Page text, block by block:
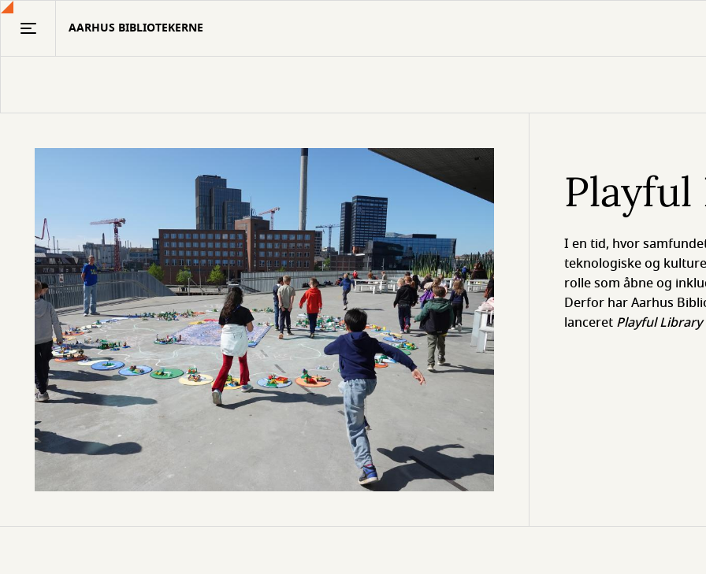
Gå
AARHUS BIBLIOTEKERNE
I en tid, hvor
teknologiske og
rolle som åbne og
Derfor har Aarhus
lanceret Playful